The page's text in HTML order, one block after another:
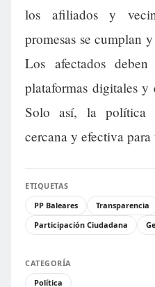
los afiliados y
promesas se cumplan
Los afectados
plataformas digitales
Solo así, la política
cercana y efectiva para
ETIQUETAS
PP Baleares
Transparencia
Participación Ciudadana
CATEGORÍA
Política